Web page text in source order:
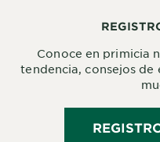
Conoce en primicia
tendencia, consejos